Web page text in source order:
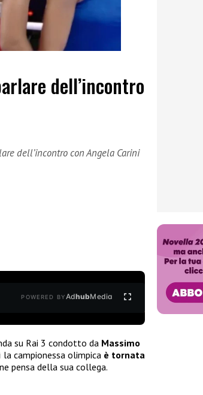
dell’incontro
dell’incontro con Angela Carini
POWERED BYAdhubMedia
su Rai 3 condotto da Massimo
campionessa olimpica è tornata
pensa della sua collega.